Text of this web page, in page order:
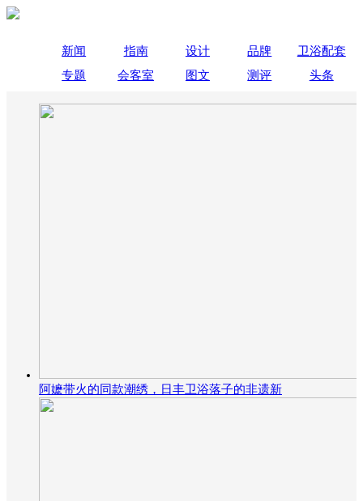
新闻 指南 设计 品牌
卫浴配套
专题
会客室 图文 测评 头条
阿嬷带火的同款潮绣，日丰卫浴落子的非遗新